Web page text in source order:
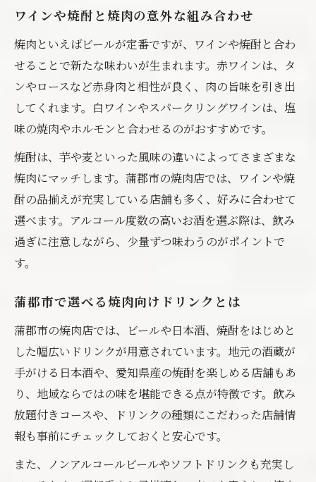
ワインや焼酎と焼肉の意外な組み合わせ
焼肉といえばビールが定番ですが、ワインや焼酎と合わ
せることで新たな味わいが生まれます。赤ワインは、タ
ンやロースなど赤身肉と相性が良く、肉の旨味を引き出
してくれます。白ワインやスパークリングワインは、塩
味の焼肉やホルモンと合わせるのがおすすめです。
焼酎は、芋や麦といった風味の違いによってさまざまな
焼肉にマッチします。蒲郡市の焼肉店では、ワインや焼
酎の品揃えが充実している店舗も多く、好みに合わせて
選べます。アルコール度数の高いお酒を選ぶ際は、飲み
過ぎに注意しながら、少量ずつ味わうのがポイントで
す。
蒲郡市で選べる焼肉向けドリンクとは
蒲郡市の焼肉店では、ビールや日本酒、焼酎をはじめと
した幅広いドリンクが用意されています。地元の酒蔵が
手がける日本酒や、愛知県産の焼酎を楽しめる店舗もあ
り、地域ならではの味を堪能できる点が特徴です。飲み
放題付きコースや、ドリンクの種類にこだわった店舗情
報も事前にチェックしておくと安心です。
また、ノンアルコールビールやソフトドリンクも充実し